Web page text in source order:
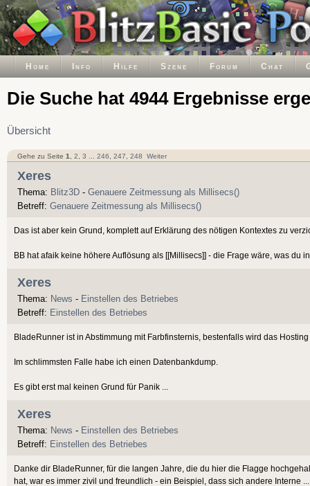
Home Info Hilfe Szene Forum Chat
Die Suche hat 4944 Ergebnisse
Übersicht
Gehe zu Seite 1 2 3 246 247 248 Weiter
Xeres
Thema: Blitz3D - Genauere Zeitmessung als Millisecs()
Betreff: Genauere Zeitmessung als Millisecs()
Das ist aber kein Grund, komplett auf Erklärung des nötigen Kontextes zu
BB hat afaik keine höhere Auflösung als [[Millisecs]] - die Frage wäre, was du
Xeres
Thema: News - Einstellen des Betriebes
Betreff: Einstellen des Betriebes
BladeRunner ist in Abstimmung mit Farbfinsternis, bestenfalls wird das
Im schlimmsten Falle habe ich einen Datenbankdump.
Es gibt erst mal keinen Grund für Panik ...
Xeres
Thema: News - Einstellen des Betriebes
Betreff: Einstellen des Betriebes
Danke dir BladeRunner, für die langen Jahre, die du hier die Flagge
hat, war es immer zivil und freundlich - ein Beispiel, dass sich andere Interne ...